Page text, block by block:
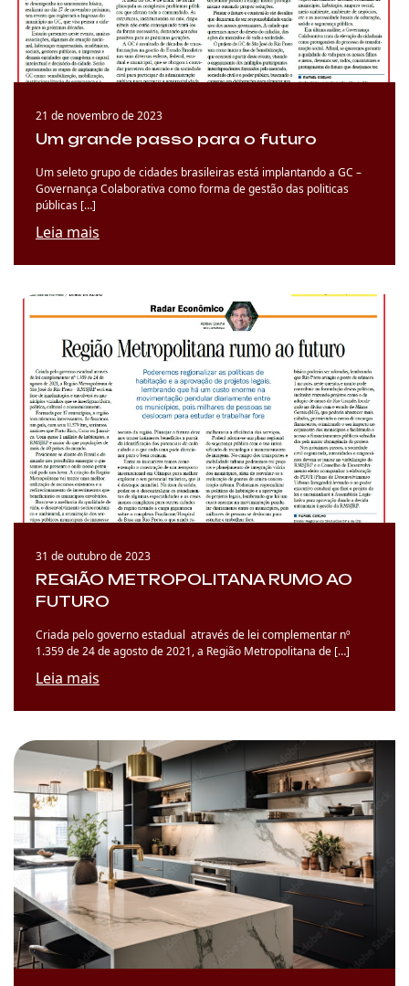
21 de novembro de 2023
Um grande passo para o futuro
Um seleto grupo de cidades brasileiras está implantando a GC –
Governança Colaborativa como forma de gestão das politicas
públicas […]
Leia mais
31 de outubro de 2023
REGIÃO METROPOLITANA RUMO AO
FUTURO
Criada pelo governo estadual através de lei complementar nº
1.359 de 24 de agosto de 2021, a Região Metropolitana de […]
Leia mais